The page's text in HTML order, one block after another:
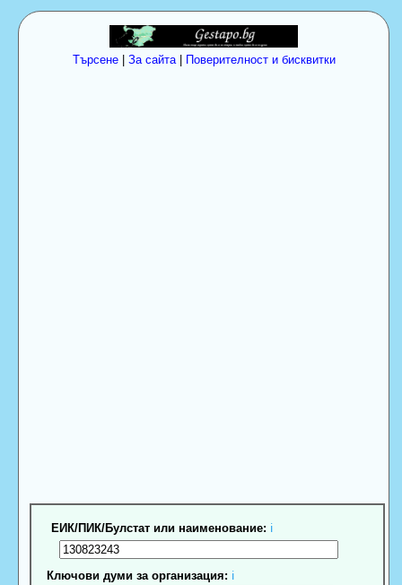
Търсене| За сайта| Поверителност и бисквитки
ЕИК/ПИК/Булстат или наименование: ℹ
Ключови думи за организация: ℹ